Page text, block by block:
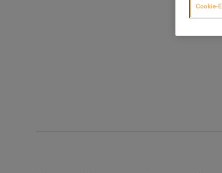
Cookie-